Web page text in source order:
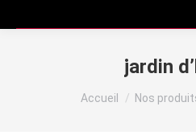
jardin
Vous êtes ici :
Accueil Nos